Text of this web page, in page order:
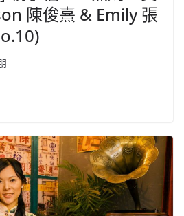
陳俊熹 & Emily 張